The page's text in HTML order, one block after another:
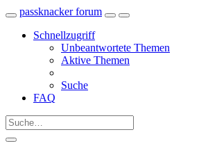
passknacker forum
Schnellzugriff
Unbeantwortete Themen
Aktive Themen
Suche
FAQ